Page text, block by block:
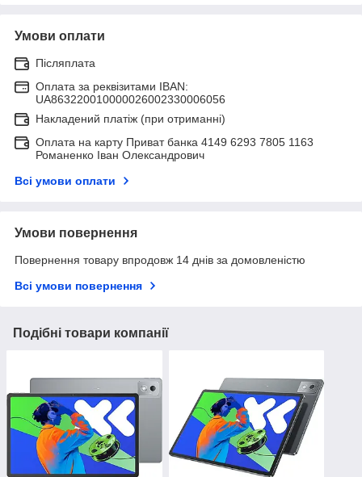
Умови оплати
Післяплата
Оплата за реквізитами IBAN:
UA863220010000026002330006056
Накладений платіж (при отриманні)
Оплата на карту Приват банка 4149 6293 7805 1163
Романенко Іван Олександрович
Всі умови оплати
Умови повернення
Повернення товару впродовж 14 днів за домовленістю
Всі умови повернення
Подібні товари компанії